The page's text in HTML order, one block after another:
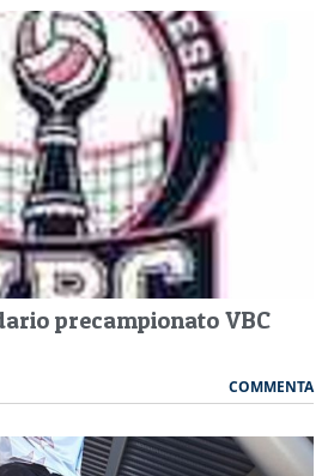
precampionato VBC
COMMENTA